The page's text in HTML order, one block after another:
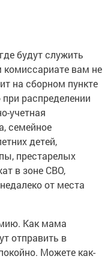
будут служить
вам не
на сборном пункте
распределении
учетная
семейное
детей,
престарелых
в зоне СВО,
от места
Как мама
отправить в
Можете как-